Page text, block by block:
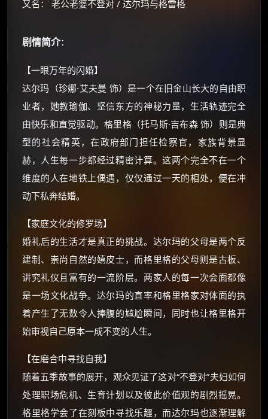
又名： 老公老婆不登对 / 达尔玛与格雷格
剧情简介：
【一眼万年的闪婚】
达尔玛（珍娜·艾夫曼 饰）是一个在旧金山长大的自由职
业者，她教瑜伽、坚信东方的神秘力量，生活轨迹完全
由快乐和直觉驱动。格里格（托马斯·吉布森 饰）则是典
型的社会精英，在政府部门担任检察官，家族背景显
赫，人生每一步都经过精密计算。这两个完全不在一个
维度的人在地铁上偶遇，仅仅通过一天的相处，便在冲
动下私奔结婚。
【家庭文化的修罗场】
婚礼后的生活才是真正的挑战。达尔玛的父母是两个反
建制、崇尚自然的嬉皮士，而格里格的父母则是古板、
讲究礼仪且富有的一流阶层。两家人的每一次会面都像
是一场文化战争。达尔玛的直率和格里格家对体面的执
着产生了无数令人捧腹的尴尬瞬间，同时也让格里格开
始审视自己原本一成不变的人生。
【在磨合中寻找自我】
随着五季故事的展开，观众见证了这对“不登对”夫妇如何
处理职场危机、生育计划以及彼此价值观的剧烈摇晃。
格里格学会了在刻板中寻找乐趣，而达尔玛也逐渐理解
🧧 福利领取站 ×
☕
如夸克12个月送14天 最低75元！
价格有浮动，请直接搜索查最低价！
还有支付宝现金红包、外卖红包、
优惠券、活动红包，每日可领。
⚡ 前往【大淘客】领红包